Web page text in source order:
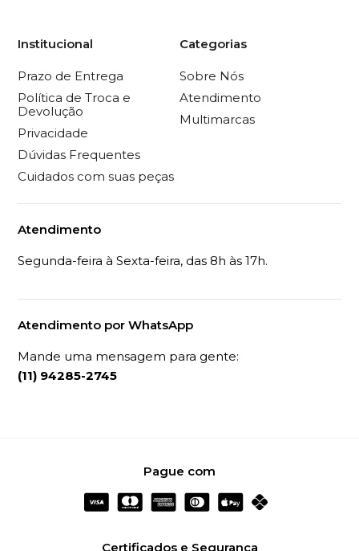
Institucional
Prazo de Entrega
Política de Troca e
Devolução
Privacidade
Dúvidas Frequentes
Cuidados com suas peças
Categorias
Sobre Nós
Atendimento
Multimarcas
Atendimento
Segunda-feira à Sexta-feira, das 8h às 17h.
Atendimento por WhatsApp
Mande uma mensagem para gente:
(11) 94285-2745
Pague com
Certificados e Segurança